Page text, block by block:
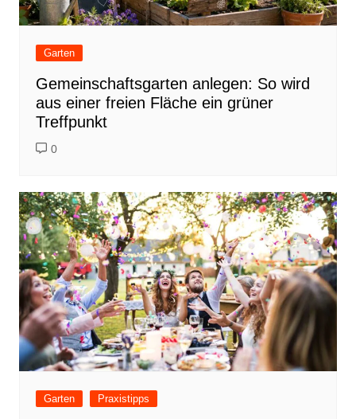
Garten
Gemeinschaftsgarten anlegen: So wird
aus einer freien Fläche ein grüner
Treffpunkt
0
Garten Praxistipps